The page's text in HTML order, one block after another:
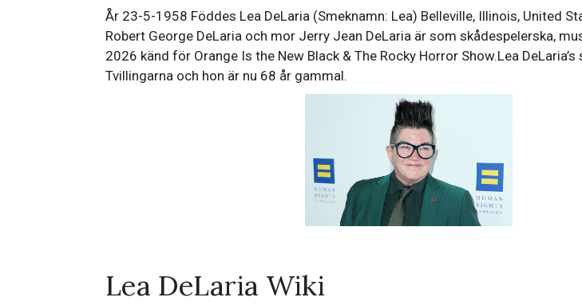
År 23-5-1958 Föddes Lea DeLaria (Smeknamn: Lea) Belleville, Illinois, United
Robert George DeLaria och mor Jerry Jean DeLaria är som skådespelerska,
2026 känd för Orange Is the New Black & The Rocky Horror Show.Lea
Tvillingarna och hon är nu 68 år gammal.
Lea DeLaria Wiki